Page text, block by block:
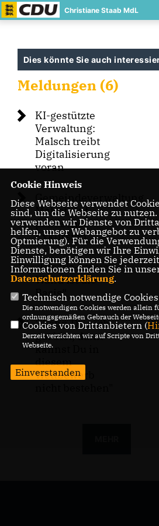
Christiane Staab MdL
Dies könnte Sie auch
Meldungen (6)
KI-gestützte
Verwaltung:
Malsch treibt
Digitalisierung
voran
Gemeindeverwaltung
Malsch auf
politischer
Exkursion
Die Wo-bin-ich-
Wand ist die
Basis“
"Wenn Du nicht
gut bist, dann
kannst Du in
diesem
Wettbewerb
Cookie Hinweis
Diese Webseite verwendet
sind, um die Webseite zu
verwenden wir Dienste von
helfen, unser Webangebot zu
Optmierung). Für die
Dienste, benötigen wir Ihre
Einwilligung können Sie
Informationen finden Sie in
Datenschutzerklärung.
Technisch notwendige
Die notwendigen Cookies werden allein
ordnungsgemäßen Gebrauch der
Cookies von Drittanbietern (
Derzeit verzichten wir auf Scripte von
Webseite.
Einverstanden